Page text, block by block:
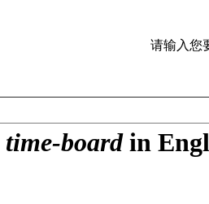
请输入您
time-boardin